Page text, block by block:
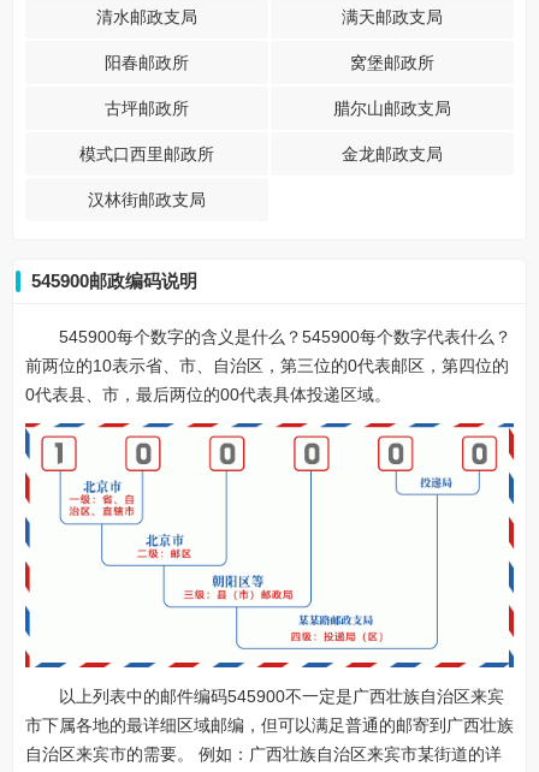
清水邮政支局 满天邮政支局
阳春邮政所 窝堡邮政所
古坪邮政所 腊尔山邮政支局
模式口西里邮政所 金龙邮政支局
汉林街邮政支局
545900邮政编码说明
545900每个数字的含义是什么？545900每个数字代表什么？
前两位的10表示省、市、自治区，第三位的0代表邮区，第四位的
0代表县、市，最后两位的00代表具体投递区域。
以上列表中的邮件编码545900不一定是广西壮族自治区来宾
市下属各地的最详细区域邮编，但可以满足普通的邮寄到广西壮族
自治区来宾市的需要。 例如：广西壮族自治区来宾市某街道的详